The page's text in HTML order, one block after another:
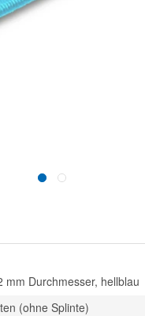
mm Durchmesser, hellblau
(ohne Splinte)